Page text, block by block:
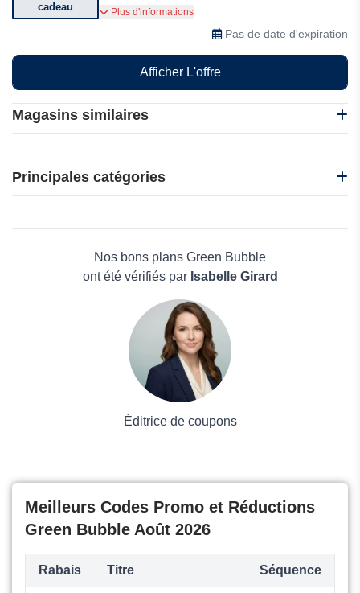
Magasins similaires
Gabiona
Garden of Life
Jardin Affaires
Principales catégories
Maison & JardinNos bons plans Green Bubble
ont été vérifiés par Isabelle Girard
Éditrice de coupons
cadeau
Surprenez vos proches avec une carte cadeau
Green Bubble dès 10€ seulement.
Plus d'informations
Pas de date d'expiration
Afficher L'offre
Meilleurs Codes Promo et Réductions
Green Bubble Août 2026
Rabais Titre Séquence